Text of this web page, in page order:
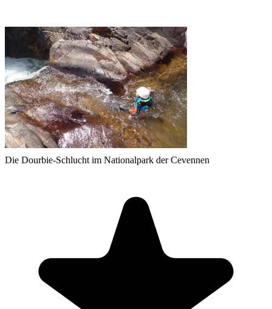
Die Dourbie-Schlucht im Nationalpark der Cevennen